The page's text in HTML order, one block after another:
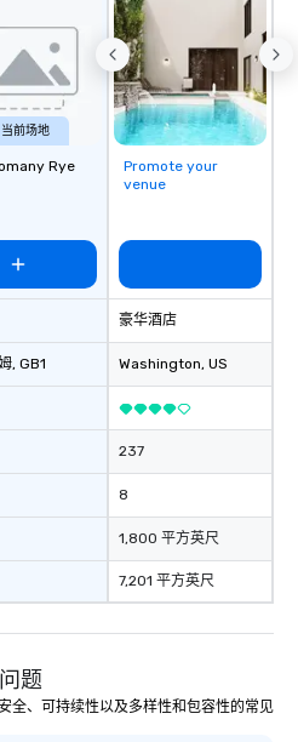
当前场地
Rye
, GB1
Promote your
venue
豪华酒店
Washington, US
237
8
1,800 平方英尺
7,201 平方英尺
题
全、可持续性以及多样性和包容性的常见